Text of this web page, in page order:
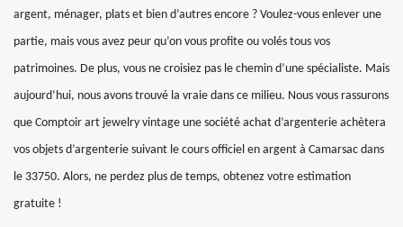
argent, ménager, plats et bien d’autres encore ? Voulez-vous enlever une
partie, mais vous avez peur qu’on vous profite ou volés tous vos
patrimoines. De plus, vous ne croisiez pas le chemin d’une spécialiste. Mais
aujourd’hui, nous avons trouvé la vraie dans ce milieu. Nous vous rassurons
que Comptoir art jewelry vintage une société achat d’argenterie achètera
vos objets d’argenterie suivant le cours officiel en argent à Camarsac dans
le 33750. Alors, ne perdez plus de temps, obtenez votre estimation
gratuite !